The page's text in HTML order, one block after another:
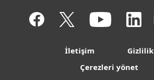
İletişim
Gizlilik
Çerezleri yönet